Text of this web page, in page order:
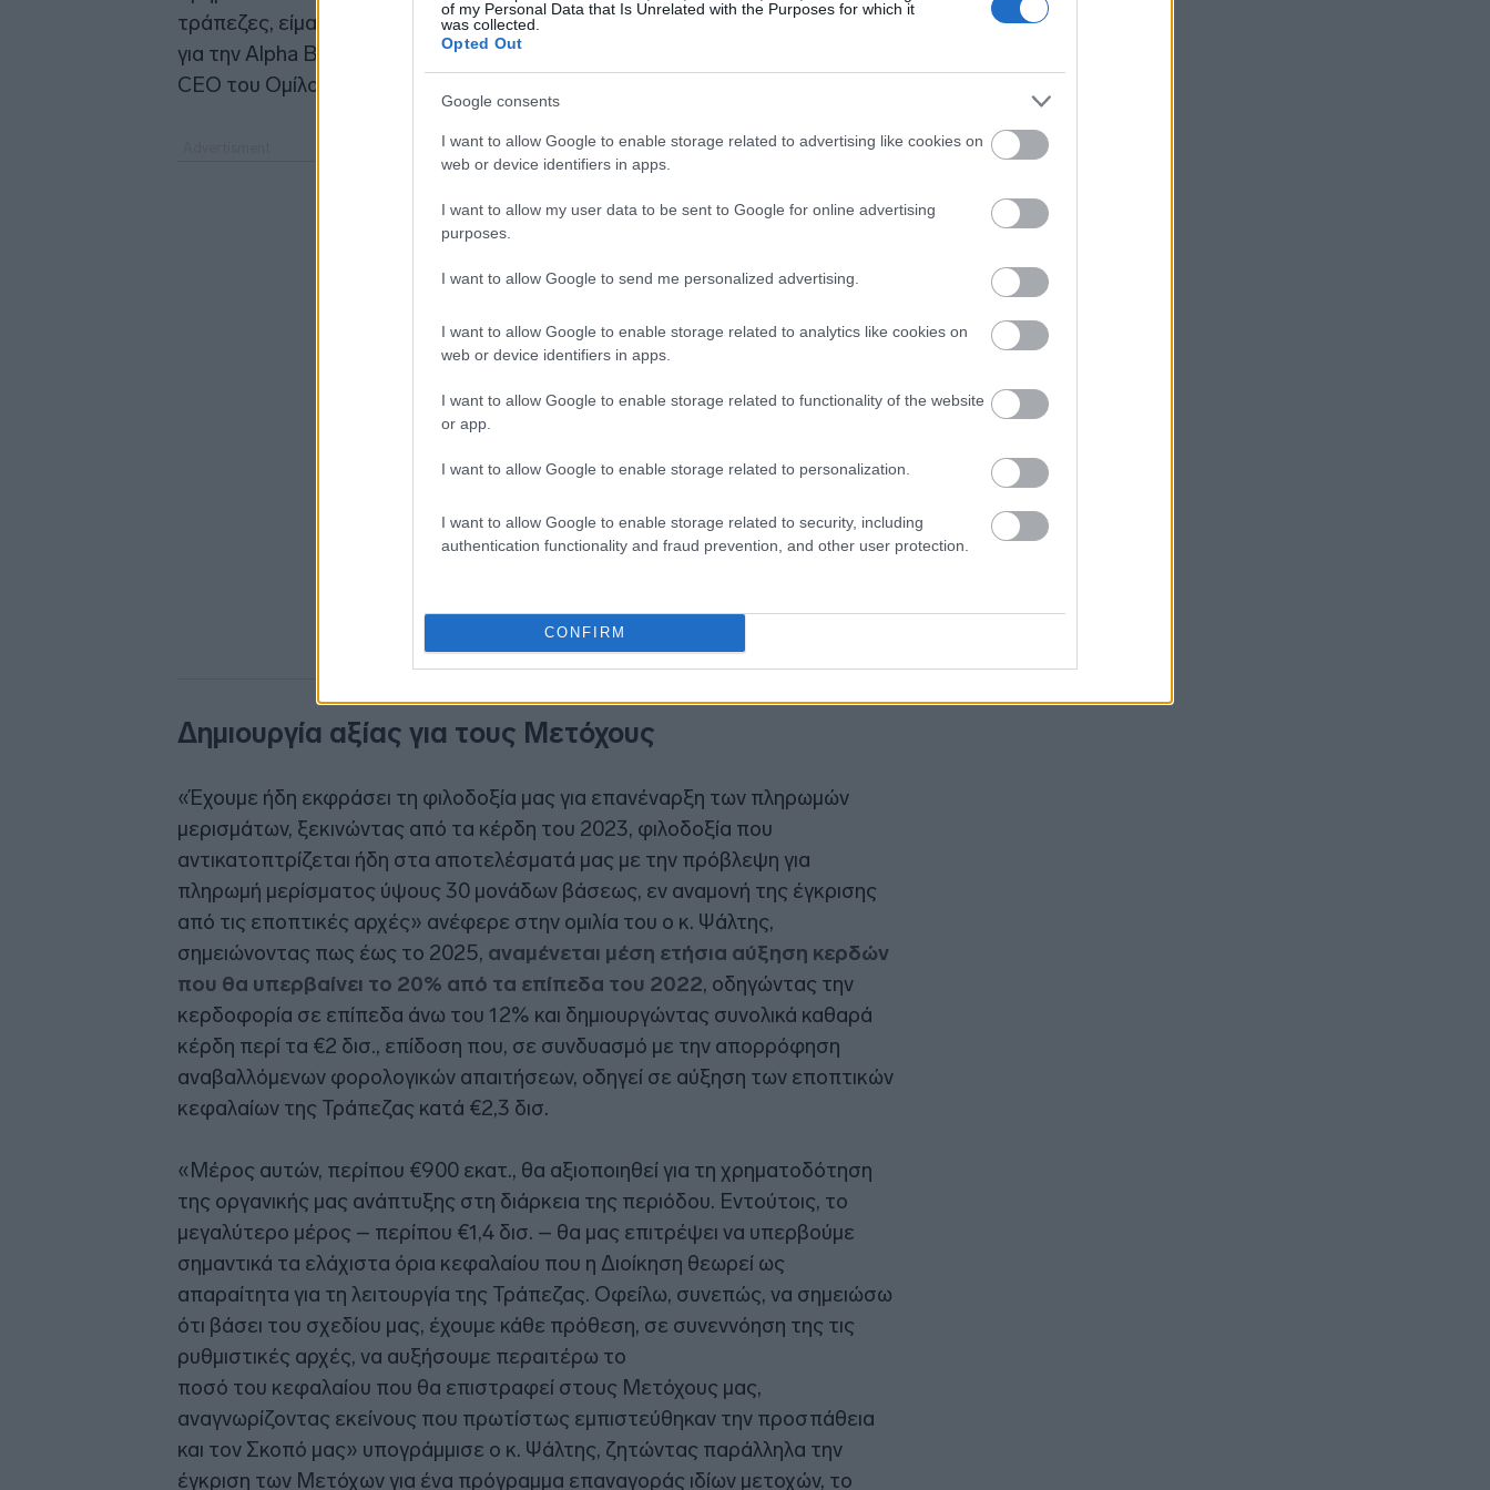
of my Personal Data that Is Unrelated with the Purposes for which it
was collected.
Opted Out
Google consents
I want to allow Google to enable storage related to advertising like cookies on
web or device identifiers in apps.
I want to allow my user data to be sent to Google for online advertising
purposes.
I want to allow Google to send me personalized advertising.
I want to allow Google to enable storage related to analytics like cookies on
web or device identifiers in apps.
I want to allow Google to enable storage related to functionality of the website
or app.
I want to allow Google to enable storage related to personalization.
I want to allow Google to enable storage related to security, including
authentication functionality and fraud prevention, and other user protection.
CONFIRM
τράπεζες, είμαστε σε εξαιρετική θέση για να επιταχυνθεί η διαδικασία αυτή
για την Alpha Bank, με ισχυρή ανταπόκριση από την αγορά», υπογράμμισε ο
CEO του Ομίλου.
Δημιουργία αξίας για τους Μετόχους
«Έχουμε ήδη εκφράσει τη φιλοδοξία μας για επανέναρξη των πληρωμών
μερισμάτων, ξεκινώντας από τα κέρδη του 2023, φιλοδοξία που
αντικατοπτρίζεται ήδη στα αποτελέσματά μας με την πρόβλεψη για
πληρωμή μερίσματος ύψους 30 μονάδων βάσεως, εν αναμονή της έγκρισης
από τις εποπτικές αρχές» ανέφερε στην ομιλία του ο κ. Ψάλτης,
σημειώνοντας πως έως το 2025, αναμένεται μέση ετήσια αύξηση κερδών
που θα υπερβαίνει το 20% από τα επίπεδα του 2022, οδηγώντας την
κερδοφορία σε επίπεδα άνω του 12% και δημιουργώντας συνολικά καθαρά
κέρδη περί τα €2 δισ., επίδοση που, σε συνδυασμό με την απορρόφηση
αναβαλλόμενων φορολογικών απαιτήσεων, οδηγεί σε αύξηση των εποπτικών
κεφαλαίων της Τράπεζας κατά €2,3 δισ.
«Μέρος αυτών, περίπου €900 εκατ., θα αξιοποιηθεί για τη χρηματοδότηση
της οργανικής μας ανάπτυξης στη διάρκεια της περιόδου. Εντούτοις, το
μεγαλύτερο μέρος – περίπου €1,4 δισ. – θα μας επιτρέψει να υπερβούμε
σημαντικά τα ελάχιστα όρια κεφαλαίου που η Διοίκηση θεωρεί ως
απαραίτητα για τη λειτουργία της Τράπεζας. Οφείλω, συνεπώς, να σημειώσω
ότι βάσει του σχεδίου μας, έχουμε κάθε πρόθεση, σε συνεννόηση της τις
ρυθμιστικές αρχές, να αυξήσουμε περαιτέρω το
ποσό του κεφαλαίου που θα επιστραφεί στους Μετόχους μας,
αναγνωρίζοντας εκείνους που πρωτίστως εμπιστεύθηκαν την προσπάθεια
και τον Σκοπό μας» υπογράμμισε ο κ. Ψάλτης, ζητώντας παράλληλα την
έγκριση των Μετόχων για ένα πρόγραμμα επαναγοράς ιδίων μετοχών, το
εμπρησμό της Marfin
πυροβολισμούς σε σχολείο
Πυρκαγιά - Δυτ. Αττική:
Προφυλακίστηκαν ο δήμαρχος
Στυλίδας και άλλοι δύο συλληφθέντες
επιθέσεις των Χούθι εναντίον
κυβερνητικών δυνάμεων
Qualco: Διευρύνει το αποτύπωμά της
με δύο εξαγορές μέσα σε 15 ημέρες
08:39
Ορμούζ: Μειώθηκαν οι διελεύσεις
πλοίων την τρέχουσα εβδομάδα
Στη διαφοροποίηση του
χαρτοφυλακίου της επενδύει η Β.Σ.